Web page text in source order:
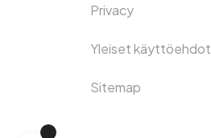
Privacy
Yleiset käyttöehdot
Sitemap